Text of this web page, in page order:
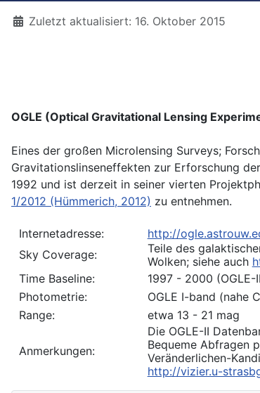
DetailsZuletzt aktualisiert: 16. Oktober 2015
OGLE (Optical Gravitational Lensing
Eines der großen Microlensing Surveys;
Gravitationslinseneffekten zur Erforschung
1992 und ist derzeit in seiner vierten
1/2012 (Hümmerich, 2012) zu entnehmen.
Internetadresse: http://
Sky Coverage:
Teile des
Wolken; siehe auch
Time Baseline:
1997 - 2000 (OGLE-
Photometrie:
OGLE I-band (nahe
Range:
etwa 13 - 21 mag
Anmerkungen:
Die OGLE-II
Bequeme Abfragen
Veränderlichen-
http://vizier.u-